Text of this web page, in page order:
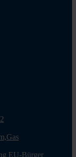
EU-Bürger